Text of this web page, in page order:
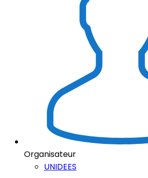
Organisateur
UNIDEES